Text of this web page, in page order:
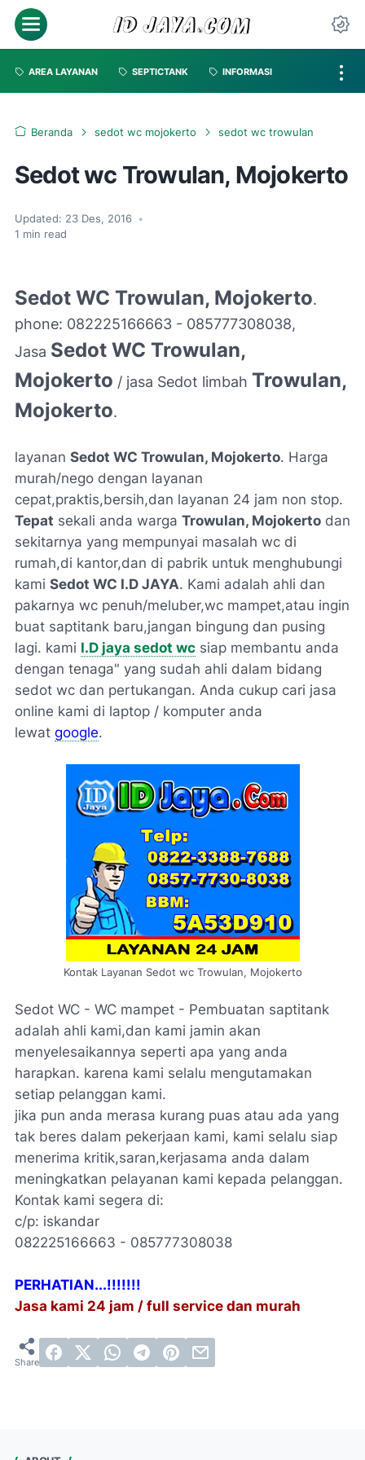
AREA LAYANAN SEPTICTANK INFORMASI
Beranda sedot wc mojokerto sedot wc trowulan
Sedot wc Trowulan, Mojokerto
Updated: 23 Des, 2016 •
1 min read
Sedot WC Trowulan, Mojokerto.
phone: 082225166663 - 085777308038,
Jasa Sedot WC Trowulan,
Mojokerto / jasa Sedot limbah Trowulan,
Mojokerto.
layanan Sedot WC Trowulan, Mojokerto. Harga
murah/nego dengan layanan
cepat,praktis,bersih,dan layanan 24 jam non stop.
Tepat sekali anda warga Trowulan, Mojokerto dan
sekitarnya yang mempunyai masalah wc di
rumah,di kantor,dan di pabrik untuk menghubungi
kami Sedot WC I.D JAYA. Kami adalah ahli dan
pakarnya wc penuh/meluber,wc mampet,atau ingin
buat saptitank baru,jangan bingung dan pusing
lagi. kami I.D jaya sedot wc siap membantu anda
dengan tenaga" yang sudah ahli dalam bidang
sedot wc dan pertukangan. Anda cukup cari jasa
online kami di laptop / komputer anda
lewat google.
Kontak Layanan Sedot wc Trowulan, Mojokerto
Sedot WC - WC mampet - Pembuatan saptitank
adalah ahli kami,dan kami jamin akan
menyelesaikannya seperti apa yang anda
harapkan. karena kami selalu mengutamakan
setiap pelanggan kami.
jika pun anda merasa kurang puas atau ada yang
tak beres dalam pekerjaan kami, kami selalu siap
menerima kritik,saran,kerjasama anda dalam
meningkatkan pelayanan kami kepada pelanggan.
Kontak kami segera di:
c/p: iskandar
082225166663 - 085777308038
PERHATIAN...!!!!!!!
Jasa kami 24 jam / full service dan murah